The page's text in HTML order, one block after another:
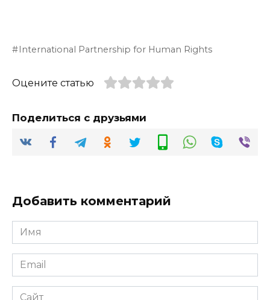
International Partnership for Human Rights
Оцените статью
Поделиться с друзьями
Добавить комментарий
Имя
*
Email
*
Сайт